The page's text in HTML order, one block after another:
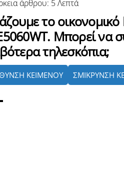
άρθρου: 5Λεπτά
το οικονομικό
Μπορεί να
τηλεσκόπια;
ΚΕΙΜΕΝΟΥ ΣΜΙΚΡΥΝΣΗ